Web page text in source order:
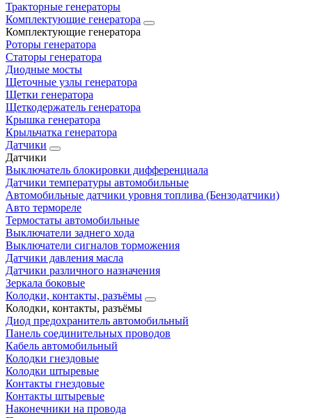
Тракторные генераторы
Комплектующие генератора
Комплектующие генератора
Роторы генератора
Статоры генератора
Диодные мосты
Щеточные узлы генератора
Щетки генератора
Щеткодержатель генератора
Крышка генератора
Крыльчатка генератора
Датчики
Датчики
Выключатель блокировки дифференциала
Датчики температуры автомобильные
Автомобильные датчики уровня топлива (Бензодатчики)
Авто термореле
Термостаты автомобильные
Выключатели заднего хода
Выключатели сигналов торможения
Датчики давления масла
Датчики различного назначения
Зеркала боковые
Колодки, контакты, разъёмы
Колодки, контакты, разъёмы
Диод предохранитель автомобильный
Панель соединительных проводов
Кабель автомобильный
Колодки гнездовые
Колодки штыревые
Контакты гнездовые
Контакты штыревые
Наконечники на провода